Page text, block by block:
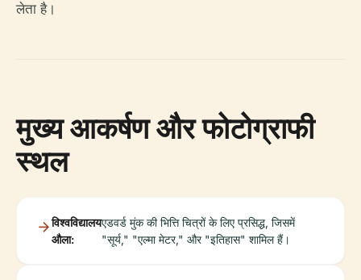
लेता है।
मुख्य आकर्षण और फोटोग्राफी
स्थल
विश्वविद्यालय
औला:
एडवर्ड मुंक की भित्ति चित्रों के लिए प्रसिद्ध, जिसमें
"सूर्य," "एल्मा मेटर," और "इतिहास" शामिल हैं।